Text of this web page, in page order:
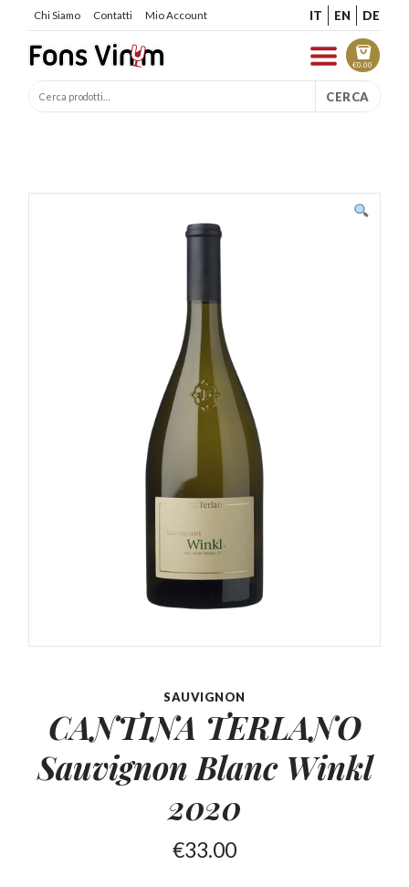
Chi Siamo Contatti Mio Account IT EN DE
€0.00
CERCA
SAUVIGNON
CANTINA TERLANO
SauvignonBlanc Winkl
2020
€33.00